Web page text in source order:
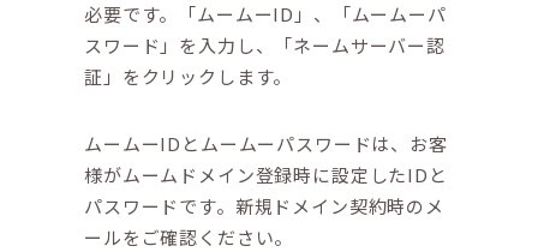
必要です。「ムームーID」、「ムームーパ
スワード」を入力し、「ネームサーバー認
証」をクリックします。
ムームーIDとムームーパスワードは、お客
様がムームドメイン登録時に設定したIDと
パスワードです。新規ドメイン契約時のメ
ールをご確認ください。